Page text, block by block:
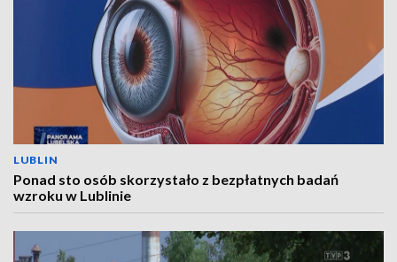
LUBLIN
Ponad sto osób skorzystało z bezpłatnych badań
wzroku w Lublinie